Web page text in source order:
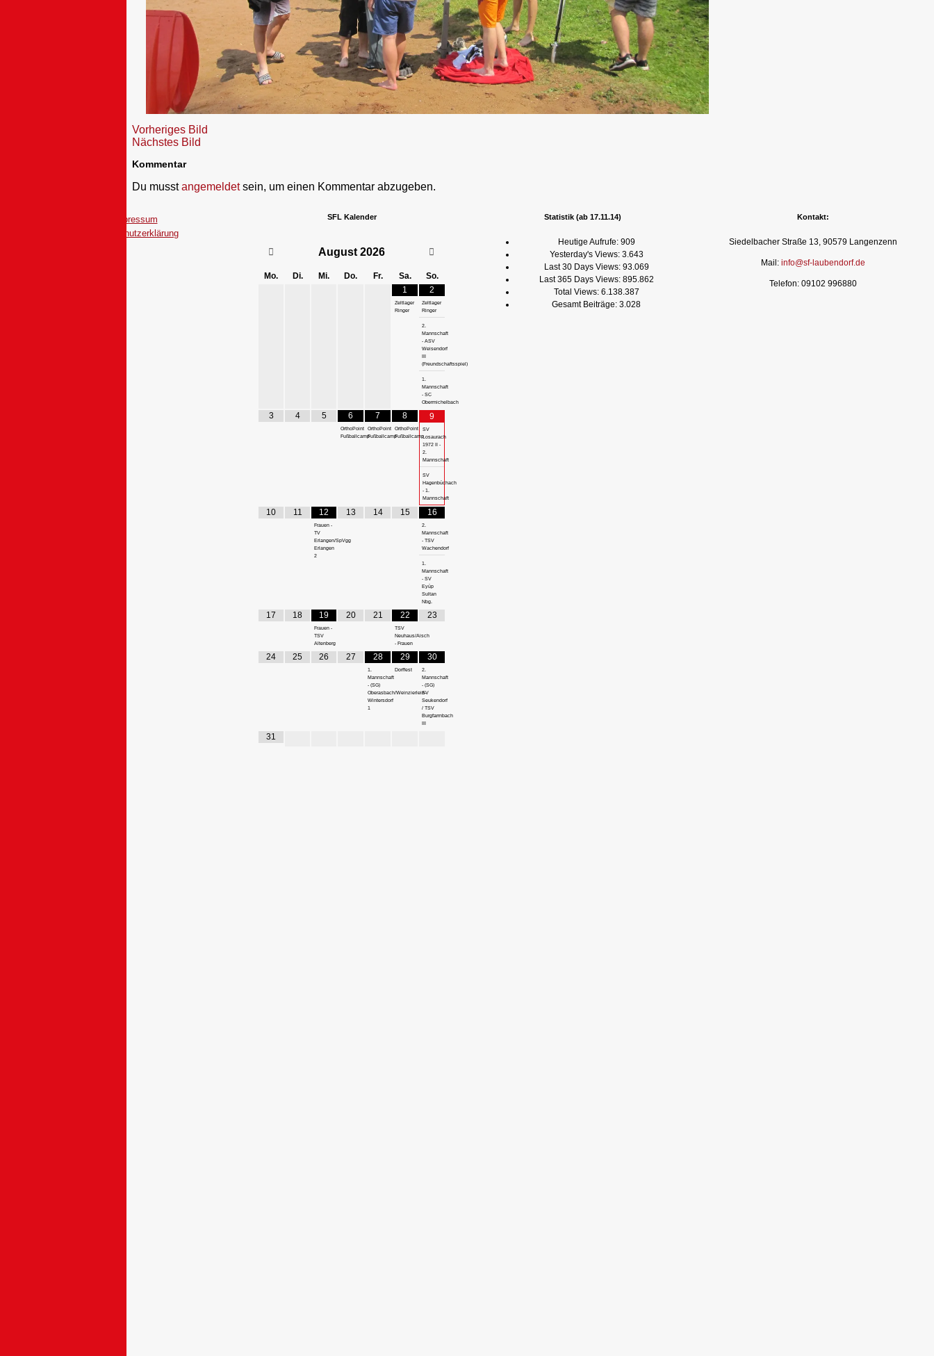
Vorheriges Bild
Nächstes Bild
Kommentar
Du musstangemeldetsein, um einen Kommentar abzugeben.
Impressum
Datenschutzerklärung
SFL Kalender
August 2026
Mo. Di. Mi. Do. Fr. Sa.
So.
1
Zeltlager
Ringer
2
Zeltlager
Ringer
2.
Mannschaft
- ASV
Weisendorf
(Freundschaftsspiel)
1.
Mannschaft
- SC
Obermichelbach
3 4 5 6
OrthoPoint
Fußballcamp
7
OrthoPoint
Fußballcamp
8
OrthoPoint
Fußballcamp
9
SV
Losaurach
1972 II -
2.
Mannschaft
SV
Hagenbüchach
- 1.
Mannschaft
10 11 12
Frauen -
TV
Erlangen/SpVgg
Erlangen
2
13 14 15 16
2.
Mannschaft
- TSV
Wachendorf
1.
Mannschaft
- SV
Eyüp
Sultan
Nbg.
17 18 19
Frauen -
TSV
Altenberg
20 21 22
TSV
Neuhaus/Aisch
- Frauen
23
24 25 26 27 28
1.
Mannschaft
- (SG)
Oberasbach/Weinzierlein-
Wintersdorf
1
29
Dorffest
30
2.
Mannschaft
- (SG)
SV
Seukendorf
/ TSV
Burgfarrnbach
31
Statistik (ab 17.11.14)
Heutige Aufrufe: 909
Yesterday's Views: 3.643
Last 30 Days Views: 93.069
Last 365 Days Views: 895.862
Total Views: 6.138.387
Gesamt Beiträge: 3.028
Kontakt:
Siedelbacher Straße 13, 90579 Langenzenn
Mail: info@sf-laubendorf.de
Telefon: 09102 996880